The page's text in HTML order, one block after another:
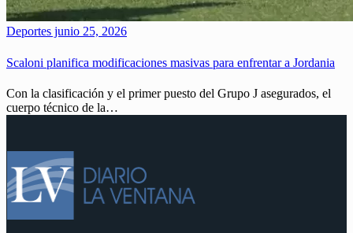
Deportes junio 25, 2026
Scaloni planifica modificaciones masivas para enfrentar a Jordania
Con la clasificación y el primer puesto del Grupo J asegurados, el
cuerpo técnico de la…